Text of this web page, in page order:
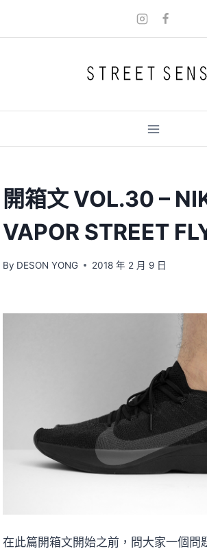
開箱文 VOL.30 –
VAPOR STREET
By DESON YONG 2018 年 2 月 9 日
在此篇開箱文開始之前，問大家一個問